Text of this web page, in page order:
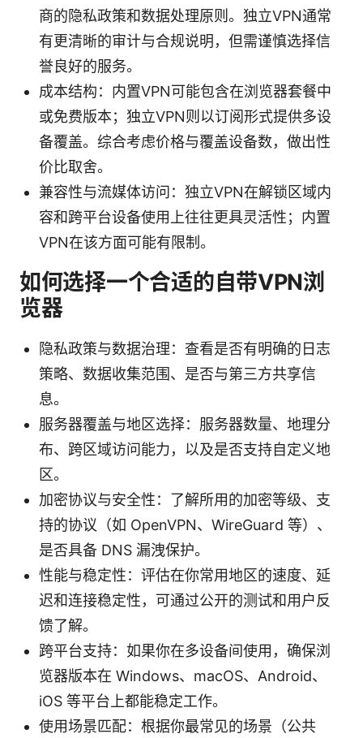
商的隐私政策和数据处理原则。独立VPN通常
有更清晰的审计与合规说明，但需谨慎选择信
誉良好的服务。
成本结构：内置VPN可能包含在浏览器套餐中
或免费版本；独立VPN则以订阅形式提供多设
备覆盖。综合考虑价格与覆盖设备数，做出性
价比取舍。
兼容性与流媒体访问：独立VPN在解锁区域内
容和跨平台设备使用上往往更具灵活性；内置
VPN在该方面可能有限制。
如何选择一个合适的自带VPN浏
览器
隐私政策与数据治理：查看是否有明确的日志
策略、数据收集范围、是否与第三方共享信
息。
服务器覆盖与地区选择：服务器数量、地理分
布、跨区域访问能力，以及是否支持自定义地
区。
加密协议与安全性：了解所用的加密等级、支
持的协议（如 OpenVPN、WireGuard 等）、
是否具备 DNS 漏洩保护。
性能与稳定性：评估在你常用地区的速度、延
迟和连接稳定性，可通过公开的测试和用户反
馈了解。
跨平台支持：如果你在多设备间使用，确保浏
览器版本在 Windows、macOS、Android、
iOS 等平台上都能稳定工作。
使用场景匹配：根据你最常见的场景（公共